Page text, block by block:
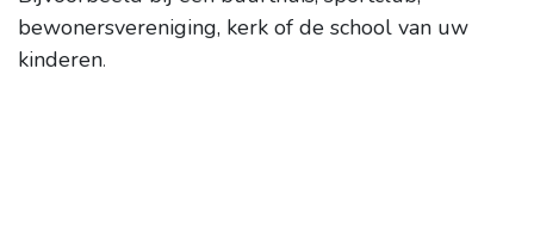
bewonersvereniging, kerk of de school van uw
kinderen.